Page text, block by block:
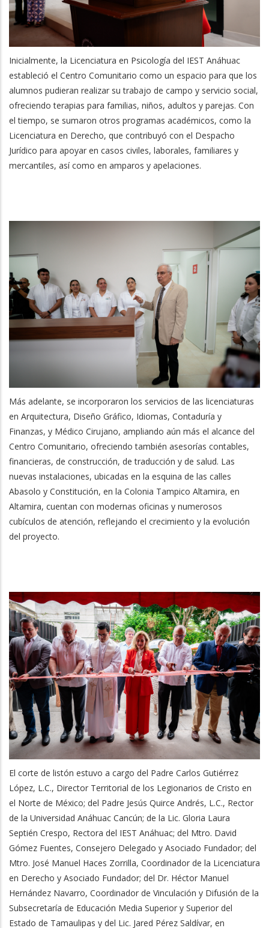
Inicialmente, la Licenciatura en Psicología del IEST Anáhuac
estableció el Centro Comunitario como un espacio para que los
alumnos pudieran realizar su trabajo de campo y servicio social,
ofreciendo terapias para familias, niños, adultos y parejas. Con
el tiempo, se sumaron otros programas académicos, como la
Licenciatura en Derecho, que contribuyó con el Despacho
Jurídico para apoyar en casos civiles, laborales, familiares y
mercantiles, así como en amparos y apelaciones.
Más adelante, se incorporaron los servicios de las licenciaturas
en Arquitectura, Diseño Gráfico, Idiomas, Contaduría y
Finanzas, y Médico Cirujano, ampliando aún más el alcance del
Centro Comunitario, ofreciendo también asesorías contables,
financieras, de construcción, de traducción y de salud. Las
nuevas instalaciones, ubicadas en la esquina de las calles
Abasolo y Constitución, en la Colonia Tampico Altamira, en
Altamira, cuentan con modernas oficinas y numerosos
cubículos de atención, reflejando el crecimiento y la evolución
del proyecto.
El corte de listón estuvo a cargo del Padre Carlos Gutiérrez
López, L.C., Director Territorial de los Legionarios de Cristo en
el Norte de México; del Padre Jesús Quirce Andrés, L.C., Rector
de la Universidad Anáhuac Cancún; de la Lic. Gloria Laura
Septién Crespo, Rectora del IEST Anáhuac; del Mtro. David
Gómez Fuentes, Consejero Delegado y Asociado Fundador; del
Mtro. José Manuel Haces Zorrilla, Coordinador de la Licenciatura
en Derecho y Asociado Fundador; del Dr. Héctor Manuel
Hernández Navarro, Coordinador de Vinculación y Difusión de la
Subsecretaría de Educación Media Superior y Superior del
Estado de Tamaulipas y del Lic. Jared Pérez Saldívar, en